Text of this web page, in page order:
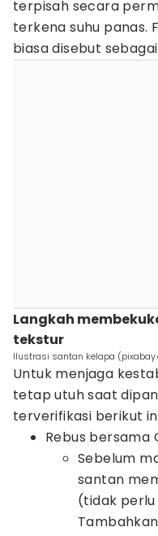
terpisah secara
terkena suhu panas.
biasa disebut
Langkah
tekstur
Ilustrasi santan kelapa
Untuk menjaga
tetap utuh saat
terverifikasi berikut
Rebus bersama
Sebelum
santan
(tidak